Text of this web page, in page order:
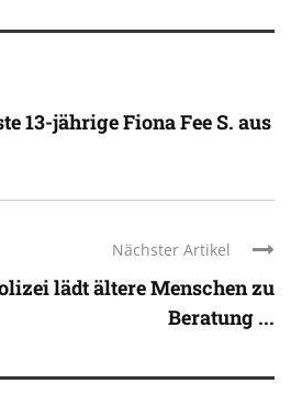
13-jährige Fiona Fee S. aus
Nächster Artikel
lädt ältere Menschen zu
Beratung ...